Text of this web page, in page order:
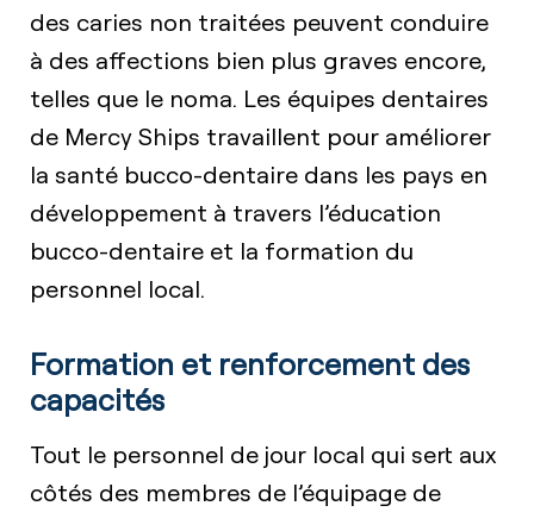
des caries non traitées peuvent conduire
à des affections bien plus graves encore,
telles que le noma. Les équipes dentaires
de Mercy Ships travaillent pour améliorer
la santé bucco-dentaire dans les pays en
développement à travers l’éducation
bucco-dentaire et la formation du
personnel local.
Formation et renforcement des
capacités
Tout le personnel de jour local qui sert aux
côtés des membres de l’équipage de